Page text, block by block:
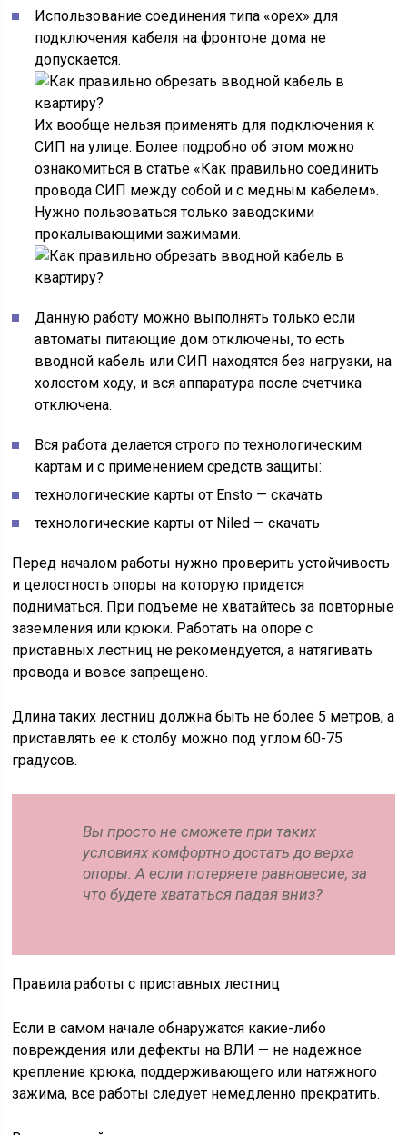
Использование соединения типа «орех» для
подключения кабеля на фронтоне дома не
допускается.
Их вообще нельзя применять для подключения к
СИП на улице. Более подробно об этом можно
ознакомиться в статье «Как правильно соединить
провода СИП между собой и с медным кабелем».
Нужно пользоваться только заводскими
прокалывающими зажимами.
Данную работу можно выполнять только если
автоматы питающие дом отключены, то есть
вводной кабель или СИП находятся без нагрузки, на
холостом ходу, и вся аппаратура после счетчика
отключена.
Вся работа делается строго по технологическим
картам и с применением средств защиты:
технологические карты от Ensto — скачать
технологические карты от Niled — скачать
Перед началом работы нужно проверить устойчивость
и целостность опоры на которую придется
подниматься. При подъеме не хватайтесь за повторные
заземления или крюки. Работать на опоре с
приставных лестниц не рекомендуется, а натягивать
провода и вовсе запрещено.
Длина таких лестниц должна быть не более 5 метров, а
приставлять ее к столбу можно под углом 60-75
градусов.
Вы просто не сможете при таких
условиях комфортно достать до верха
опоры. А если потеряете равновесие, за
что будете хвататься падая вниз?
Правила работы с приставных лестниц
Если в самом начале обнаружатся какие-либо
повреждения или дефекты на ВЛИ — не надежное
крепление крюка, поддерживающего или натяжного
зажима, все работы следует немедленно прекратить.